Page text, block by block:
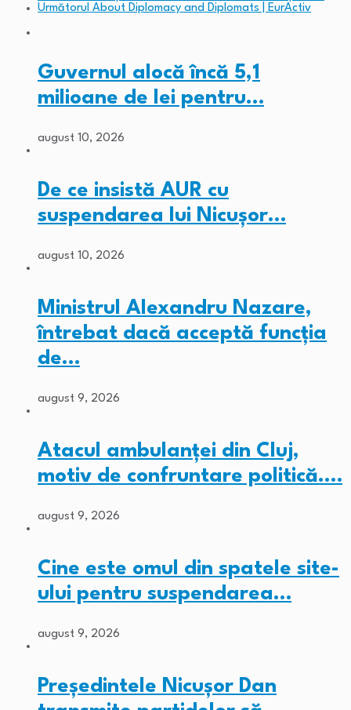
Următorul About Diplomacy and Diplomats | EurActiv
Guvernul alocă încă 5,1
milioane de lei pentru…
august 10, 2026
De ce insistă AUR cu
suspendarea lui Nicușor…
august 10, 2026
Ministrul Alexandru Nazare,
întrebat dacă acceptă funcția
de…
august 9, 2026
Atacul ambulanței din Cluj,
motiv de confruntare politică.…
august 9, 2026
Cine este omul din spatele site-
ului pentru suspendarea…
august 9, 2026
Președintele Nicușor Dan